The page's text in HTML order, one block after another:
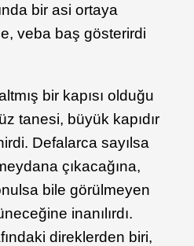
bir asi ortaya
veba baş gösterirdi
bir kapısı olduğu
tanesi, büyük kapıdır
Defalarca sayılsa
çıkacağına,
bile görülmeyen
inanılırdı.
direklerden biri,